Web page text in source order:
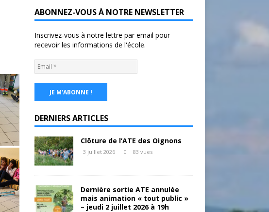
ABONNEZ-VOUS À NOTRE NEWSLETTER
Inscrivez-vous à notre lettre par email pour
recevoir les informations de l'école.
DERNIERS ARTICLES
Clôture de l’ATE des Oignons
3 juillet 2026 0 83 vues
Dernière sortie ATE annulée
mais animation « tout public »
– jeudi 2 juillet 2026 à 19h